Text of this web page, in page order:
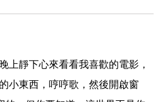
上靜下心來看看我喜歡的電影，
小東西，哼哼歌，然後開啟窗